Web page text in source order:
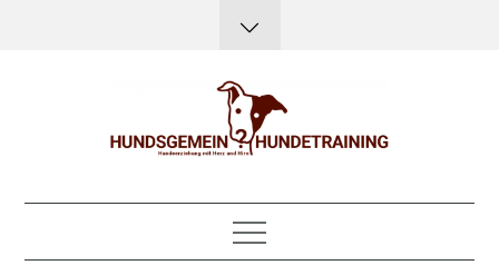
Hundsgemein?
Hundetraining